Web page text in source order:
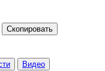
Скопировать
Видео